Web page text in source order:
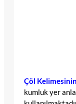
Çöl
kumluk yer